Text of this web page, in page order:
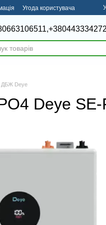
Угода користувача
+380443334272
ДБЖ Deye
Deye